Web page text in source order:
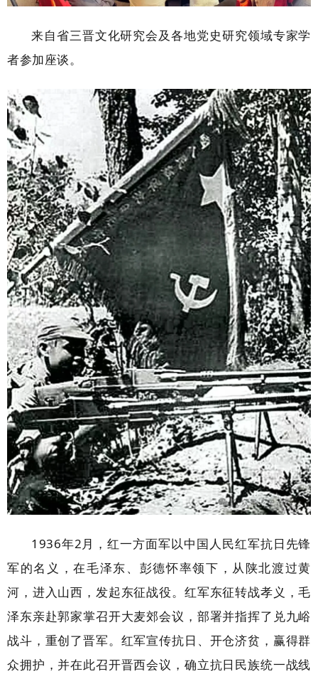
来自省三晋文化研究会及各地党史研究领域专家学
者参加座谈。
1936年2月，红一方面军以中国人民红军抗日先锋
军的名义，在毛泽东、彭德怀率领下，从陕北渡过黄
河，进入山西，发起东征战役。红军东征转战孝义，毛
泽东亲赴郭家掌召开大麦郊会议，部署并指挥了兑九峪
战斗，重创了晋军。红军宣传抗日、开仓济贫，赢得群
众拥护，并在此召开晋西会议，确立抗日民族统一战线